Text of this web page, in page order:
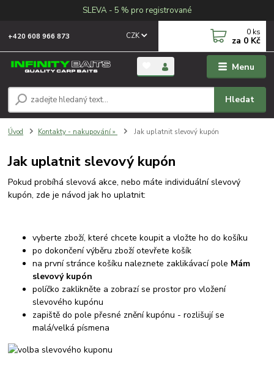
SLEVA - 5 % pro registrované
Menu
CZK
Hledat
+420 608 966 873 0 ks
za 0 Kč
Úvod Kontakty - nakupování » Jak uplatnit slevový kupón
Jak uplatnit slevový kupón
Pokud probíhá slevová akce, nebo máte individuální slevový
kupón, zde je návod jak ho uplatnit:
vyberte zboží, které chcete koupit a vložte ho do košíku
po dokončení výběru zboží otevřete košík
na první stránce košíku naleznete zaklikávací pole Mám
slevový kupón
políčko zaklikněte a zobrazí se prostor pro vložení
slevového kupónu
zapiště do pole přesné znění kupónu - rozlišují se
malá/velká písmena